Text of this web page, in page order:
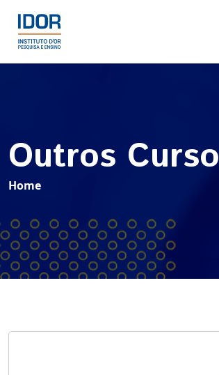
Outros
Home